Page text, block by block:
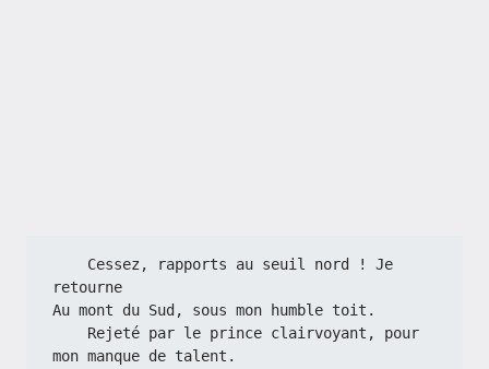
retourne
Au mont du Sud, sous mon humble toit.
mon manque de talent.